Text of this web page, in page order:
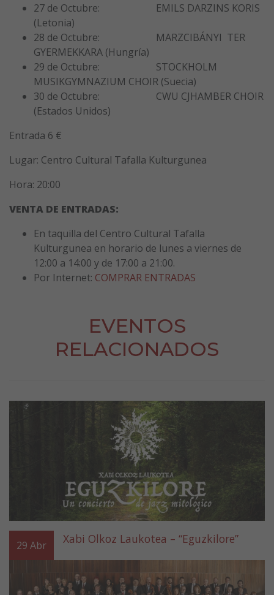
27 de Octubre: EMILS DARZINS KORIS
(Letonia)
28 de Octubre: MARZCIBÁNYI TER
GYERMEKKARA (Hungría)
29 de Octubre: STOCKHOLM
MUSIKGYMNAZIUM CHOIR (Suecia)
30 de Octubre: CWU CJHAMBER CHOIR
(Estados Unidos)
Entrada 6 €
Lugar: Centro Cultural Tafalla Kulturgunea
Hora: 20:00
VENTA DE ENTRADAS:
En taquilla del Centro Cultural Tafalla
Kulturgunea en horario de lunes a viernes de
12:00 a 14:00 y de 17:00 a 21:00.
Por Internet: COMPRAR ENTRADAS
EVENTOS
RELACIONADOS
29 Abr Xabi Olkoz Laukotea – “Eguzkilore”